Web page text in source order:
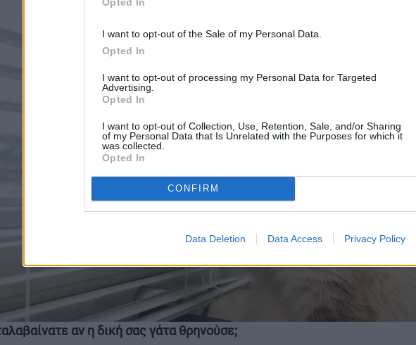
I want to opt-out of the Sale of my Personal Data.
Opted In
I want to opt-out of processing my Personal Data for Targeted
Advertising.
Opted In
I want to opt-out of Collection, Use, Retention, Sale, and/or Sharing
of my Personal Data that Is Unrelated with the Purposes for which it
was collected.
Opted In
CONFIRM
Data Deletion Data Access Privacy Policy
αν η δική σας γάτα θρηνούσε;